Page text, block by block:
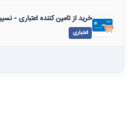
خرید از تامین کننده اعتباری -
اعتباری